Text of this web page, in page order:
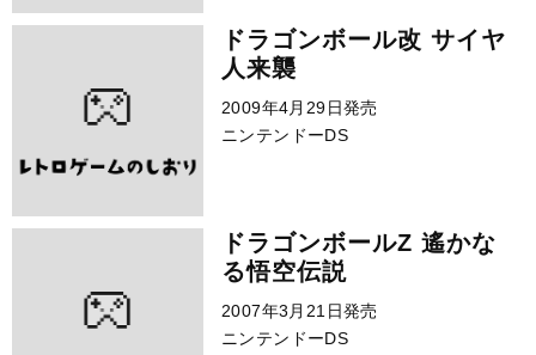
ドラゴンボール改 サイヤ
人来襲
2009年4月29日発売
ニンテンドーDS
ドラゴンボールZ 遙かな
る悟空伝説
2007年3月21日発売
ニンテンドーDS